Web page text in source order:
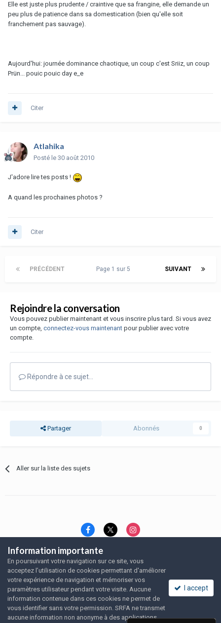
Elle est juste plus prudente / craintive que sa frangine, elle demande un
peu plus de patience dans sa domestication (bien qu'elle soit
franchement pas sauvage).
Aujourd'hui: journée dominance chaotique, un coup c'est Sriiz, un coup
Prün... pouic pouic day e_e
Citer
Atlahika
Posté le 30 août 2010
J'adore lire tes posts !
A quand les prochaines photos ?
Citer
PRÉCÉDENT SUIVANT
Page 1 sur 5
Rejoindre la conversation
Vous pouvez publier maintenant et vous inscrire plus tard. Si vous avez
un compte, connectez-vous maintenant pour publier avec votre
compte.
Répondre à ce sujet…
Partager Abonnés 0
Aller sur la liste des sujets
Langue Thème
Politique de confidentialité
Nous contacter
Nous contacter
SRFA, l'association des amoureux du rat domestique
Powered by Invision Community
Information importante
En poursuivant votre navigation sur ce site, vous
acceptez l’utilisation de cookies permettant d'améliorer
votre expérience de navigation et mémoriser vos
paramètres utilisateur pendant votre visite. Aucune
information contenue dans ces cookies ne permet de
vous identifier sans votre permission. SRFA ne transmet
aucune information non anonyme à des applications
I accept